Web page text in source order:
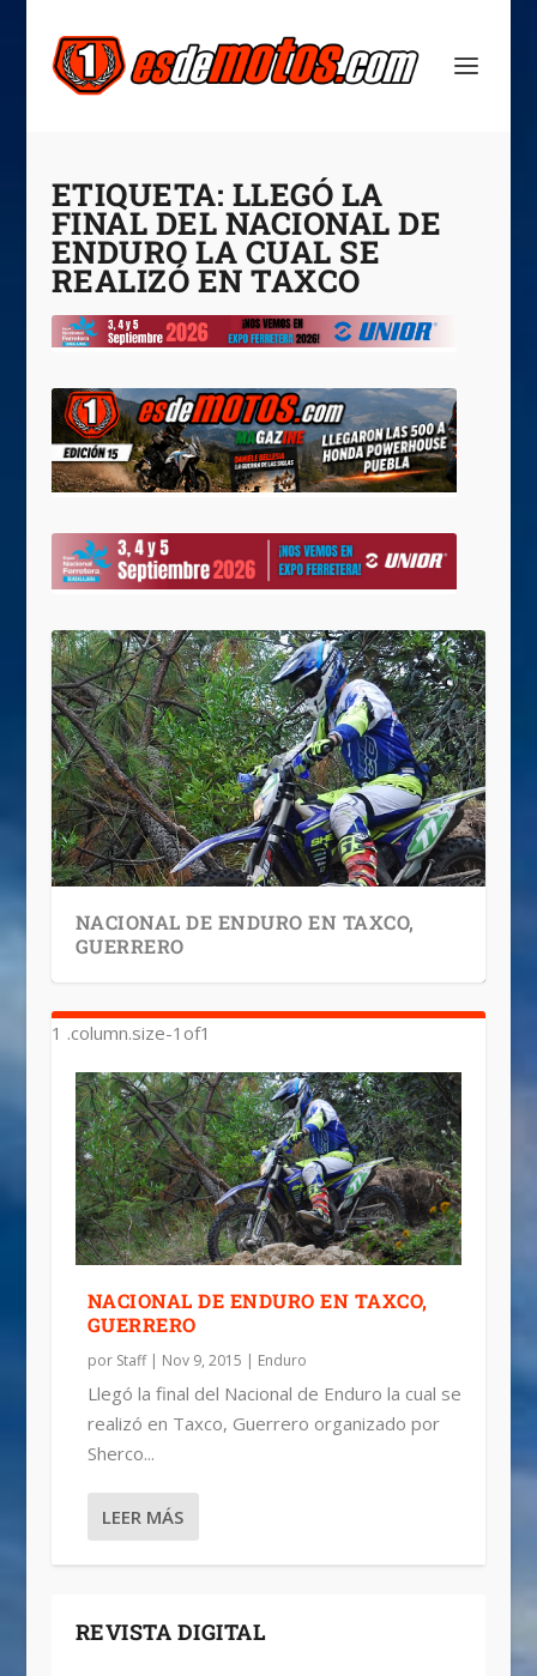
ETIQUETA: LLEGÓ LA
FINAL DEL NACIONAL DE
ENDURO LA CUAL SE
REALIZÓ EN TAXCO
NACIONAL DE ENDURO EN TAXCO,
GUERRERO
NACIONAL DE ENDURO EN TAXCO,
GUERRERO
por Staff| Nov 9, 2015 | Enduro
Llegó la final del Nacional de Enduro la cual se
realizó en Taxco, Guerrero organizado por
Sherco...
LEER MÁS
REVISTA DIGITAL